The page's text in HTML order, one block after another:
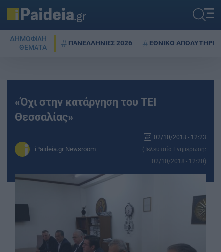
ΔΗΜΟΦΙΛΗ
ΘΕΜΑΤΑ
ΠΑΝΕΛΛΗΝΙΕΣ 2026 ΕΘΝΙΚΟ ΑΠΟΛΥΤΗΡΙΟ
«Όχι στην κατάργηση του ΤΕΙ
Θεσσαλίας»
iPaideia.gr Newsroom
02/10/2018 - 12:23
(Τελευταία Ενημέρωση:
02/10/2018 - 12:20)